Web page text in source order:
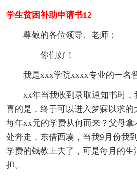
学生贫困补助申请书12
尊敬的各位领导、老师：
你们好！
我是xxx学院xxxx专业的一名
xx年当我收到录取通知书时，
喜的是，终于可以进入梦寐以求的
每年xx元的学费从何而来？父母拿
处奔走，东借西凑，当我9月份我
学费的钱教上去了，可是每月的生
担。